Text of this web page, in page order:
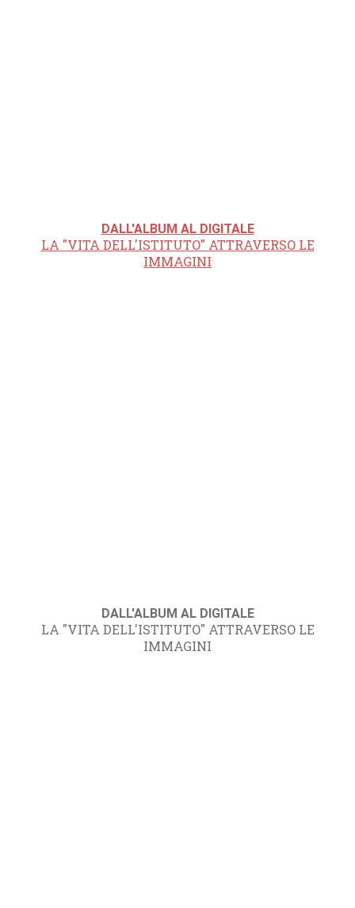
DALL'ALBUM AL DIGITALE
LA "VITA DELL'ISTITUTO" ATTRAVERSO LE
IMMAGINI
DALL'ALBUM AL DIGITALE
LA "VITA DELL'ISTITUTO" ATTRAVERSO LE
IMMAGINI